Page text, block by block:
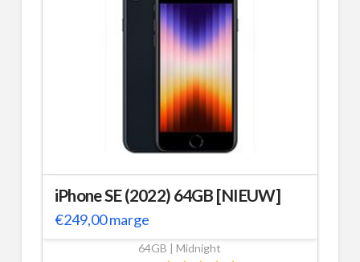
iPhone SE (2022) 64GB [NIEUW]
€249,00marge
64GB | Midnight